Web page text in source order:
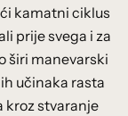
kamatni ciklus
prije svega i za
širi manevarski
učinaka rasta
kroz stvaranje